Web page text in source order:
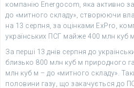
компанію Energocom, яка активно
до «митного складу», створюючи
на 13 серпня, за оцінками ExPro,
українських ПСГ майже 400 млн куб м
За перші 13 днів серпня до
близько 800 млн куб м природного
млн куб м – до «митного складу».
половини газу, що закачується до